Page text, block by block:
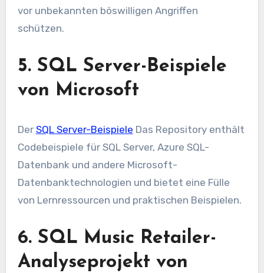
vor unbekannten böswilligen Angriffen
schützen.
5. SQL Server-Beispiele
von Microsoft
Der SQL Server-Beispiele Das Repository enthält
Codebeispiele für SQL Server, Azure SQL-
Datenbank und andere Microsoft-
Datenbanktechnologien und bietet eine Fülle
von Lernressourcen und praktischen Beispielen.
6. SQL Music Retailer-
Analyseprojekt von